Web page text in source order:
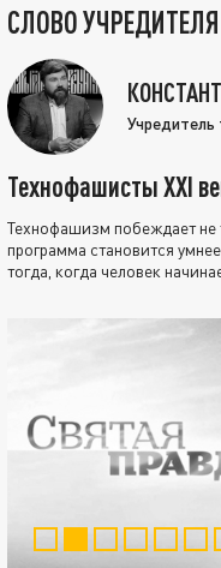
СЛОВО УЧРЕДИТЕЛЯ
Учредитель
Технофашисты XXI
Технофашизм побеждает не
программа становится
тогда, когда человек